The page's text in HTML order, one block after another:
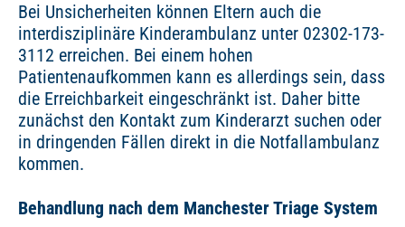
Bei Unsicherheiten können Eltern auch die
interdisziplinäre Kinderambulanz unter 02302-173-
3112 erreichen. Bei einem hohen
Patientenaufkommen kann es allerdings sein, dass
die Erreichbarkeit eingeschränkt ist. Daher bitte
zunächst den Kontakt zum Kinderarzt suchen oder
in dringenden Fällen direkt in die Notfallambulanz
kommen.
Behandlung nach dem Manchester Triage System